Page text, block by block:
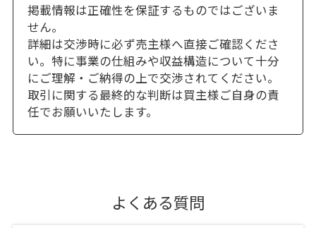
掲載情報は正確性を保証するものではございま
せん。
詳細は交渉時に必ず売主様へ直接ご確認くださ
い。特に事業の仕組みや収益構造について十分
にご理解・ご納得の上で交渉されてください。
取引に関する最終的な判断は買主様ご自身の責
任でお願いいたします。
よくある質問